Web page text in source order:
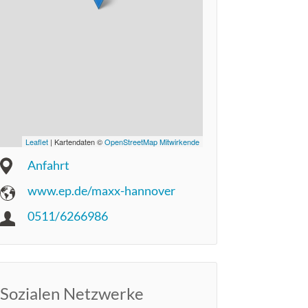
Leaflet | Kartendaten ©OpenStreetMap Mitwirkende
Anfahrt
www.ep.de/maxx-hannover
0511/6266986
Sozialen Netzwerke